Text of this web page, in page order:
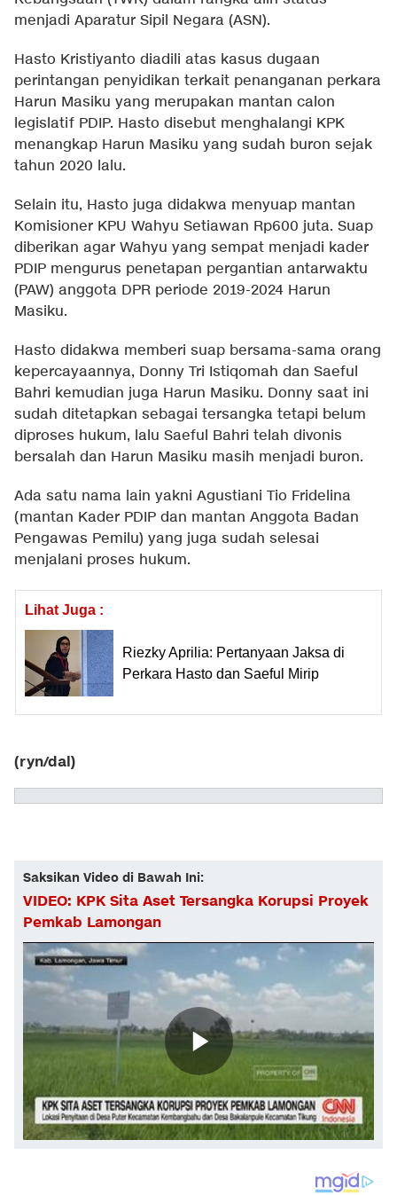
menjadi Aparatur Sipil Negara (ASN).
Hasto Kristiyanto diadili atas kasus dugaan
perintangan penyidikan terkait penanganan perkara
Harun Masiku yang merupakan mantan calon
legislatif PDIP. Hasto disebut menghalangi KPK
menangkap Harun Masiku yang sudah buron sejak
tahun 2020 lalu.
Selain itu, Hasto juga didakwa menyuap mantan
Komisioner KPU Wahyu Setiawan Rp600 juta. Suap
diberikan agar Wahyu yang sempat menjadi kader
PDIP mengurus penetapan pergantian antarwaktu
(PAW) anggota DPR periode 2019-2024 Harun
Masiku.
Hasto didakwa memberi suap bersama-sama orang
kepercayaannya, Donny Tri Istiqomah dan Saeful
Bahri kemudian juga Harun Masiku. Donny saat ini
sudah ditetapkan sebagai tersangka tetapi belum
diproses hukum, lalu Saeful Bahri telah divonis
bersalah dan Harun Masiku masih menjadi buron.
Ada satu nama lain yakni Agustiani Tio Fridelina
(mantan Kader PDIP dan mantan Anggota Badan
Pengawas Pemilu) yang juga sudah selesai
menjalani proses hukum.
Lihat Juga :
Riezky Aprilia: Pertanyaan Jaksa di
Perkara Hasto dan Saeful Mirip
(ryn/dal)
Saksikan Video di Bawah Ini:
VIDEO: KPK Sita Aset Tersangka Korupsi Proyek
Pemkab Lamongan